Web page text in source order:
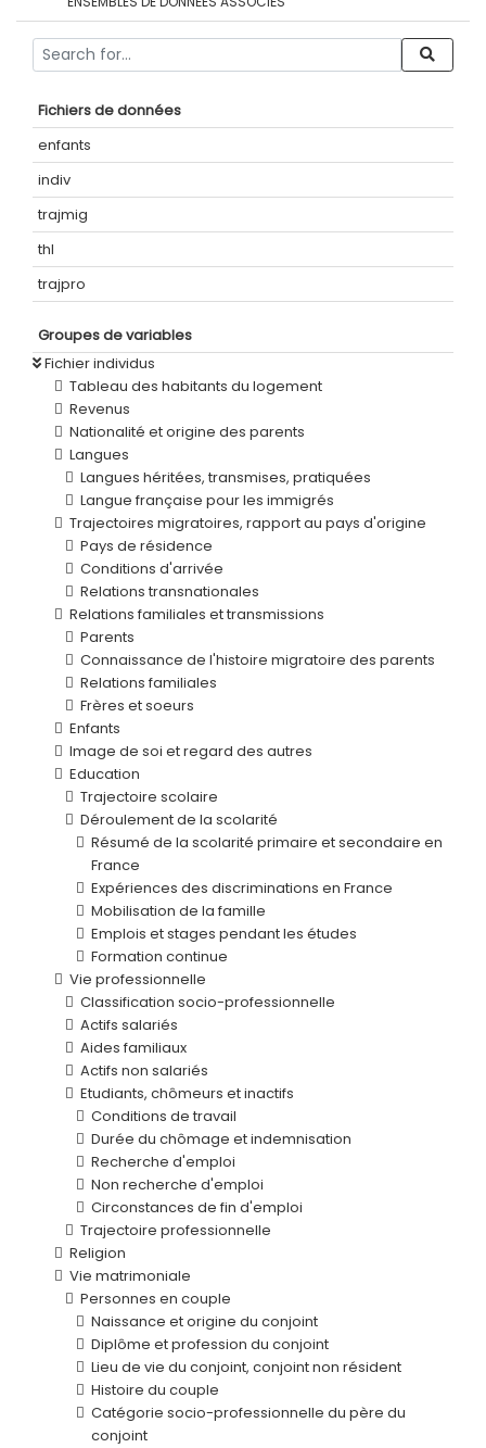
Fichiers de données
enfants
indiv
trajmig
thl
trajpro
Groupes de variables
Fichier individus
Tableau des habitants du logement
Revenus
Nationalité et origine des parents
Langues
Langues héritées, transmises, pratiquées
Langue française pour les immigrés
Trajectoires migratoires, rapport au pays d'origine
Pays de résidence
Conditions d'arrivée
Relations transnationales
Relations familiales et transmissions
Parents
Connaissance de l'histoire migratoire des parents
Relations familiales
Frères et soeurs
Enfants
Image de soi et regard des autres
Education
Trajectoire scolaire
Déroulement de la scolarité
Résumé de la scolarité primaire et secondaire en
France
Expériences des discriminations en France
Mobilisation de la famille
Emplois et stages pendant les études
Formation continue
Vie professionnelle
Classification socio-professionnelle
Actifs salariés
Aides familiaux
Actifs non salariés
Etudiants, chômeurs et inactifs
Conditions de travail
Durée du chômage et indemnisation
Recherche d'emploi
Non recherche d'emploi
Circonstances de fin d'emploi
Trajectoire professionnelle
Religion
Vie matrimoniale
Personnes en couple
Naissance et origine du conjoint
Diplôme et profession du conjoint
Lieu de vie du conjoint, conjoint non résident
Histoire du couple
Catégorie socio-professionnelle du père du
conjoint